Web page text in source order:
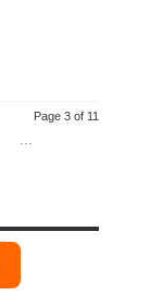
Page 3 of 11
...